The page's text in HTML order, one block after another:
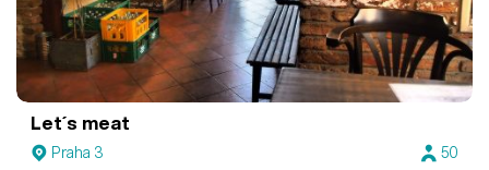
Let´s meat
Praha 3
50